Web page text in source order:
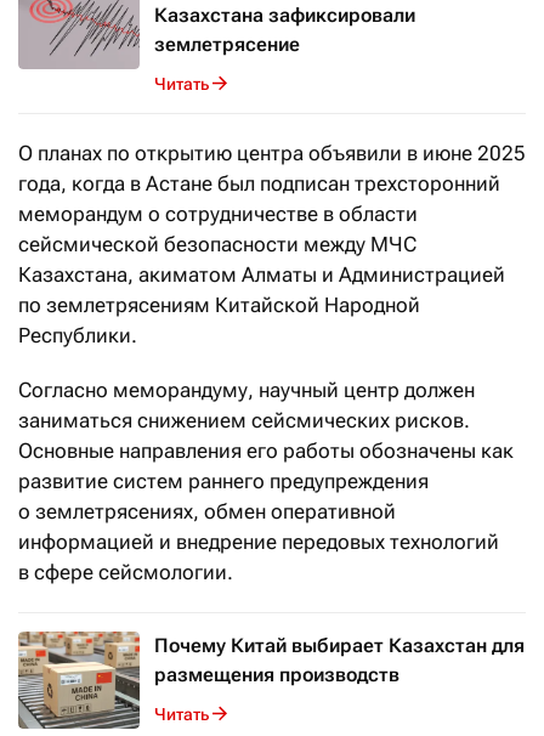
Казахстана зафиксировали
землетрясение
Читать
О планах по открытию центра объявили в июне 2025
года, когда в Астане был подписан трехсторонний
меморандум о сотрудничестве в области
сейсмической безопасности между МЧС
Казахстана, акиматом Алматы и Администрацией
по землетрясениям Китайской Народной
Республики.
Согласно меморандуму, научный центр должен
заниматься снижением сейсмических рисков.
Основные направления его работы обозначены как
развитие систем раннего предупреждения
о землетрясениях, обмен оперативной
информацией и внедрение передовых технологий
в сфере сейсмологии.
Почему Китай выбирает Казахстан для
размещения производств
Читать